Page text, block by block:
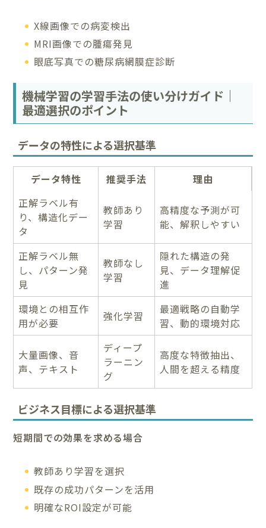
X線画像での病変検出
MRI画像での腫瘍発見
眼底写真での糖尿病網膜症診断
機械学習の学習手法の使い分けガイド｜
最適選択のポイント
データの特性による選択基準
データ特性 推奨手法
理由
正解ラベル有
り、構造化デー
タ
教師あり
学習
高精度な予測が可
能、解釈しやすい
正解ラベル無
し、パターン発
見
教師なし
学習
隠れた構造の発
見、データ理解促
進
環境との相互作
用が必要
強化学習
最適戦略の自動学
習、動的環境対応
大量画像、音
声、テキスト
ディープ
ラーニン
グ
高度な特徴抽出、
人間を超える精度
ビジネス目標による選択基準
短期間での効果を求める場合
教師あり学習を選択
既存の成功パターンを活用
明確なROI設定が可能